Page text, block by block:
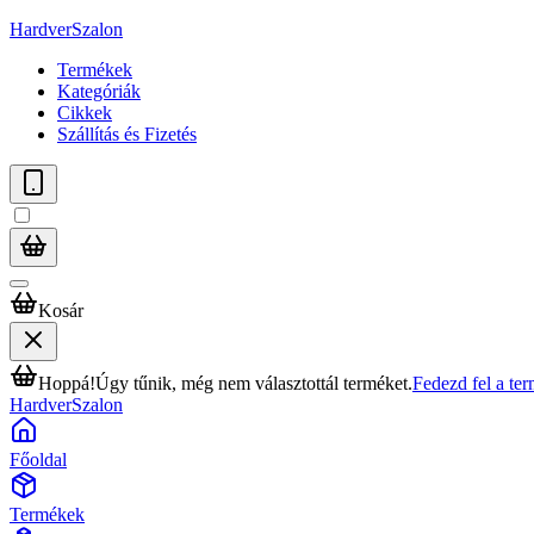
HardverSzalon
Termékek
Kategóriák
Cikkek
Szállítás és Fizetés
Kosár
Hoppá!Úgy tűnik, még nem választottál terméket.Fedezd fel a
HardverSzalon
Főoldal
Termékek